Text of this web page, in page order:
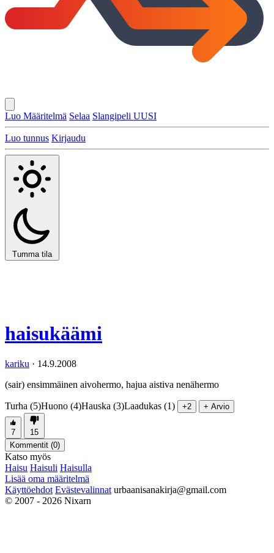
Luo Määritelmä Selaa Slangipeli UUSI
Luo tunnus Kirjaudu
Tumma tila
haisukäämi
kariku · 14.9.2008
(sair) ensimmäinen aivohermo, hajua aistiva nenähermo
Turha (5)Huono (4)Hauska (3)Laadukas (1) +2 + Arvio
7
15
Kommentit (0)
Katso myös
Haisu Haisuli Haisulla
Lisää oma määritelmä
Käyttöehdot Evästevalinnat urbaanisanakirja@gmail.com
© 2007 - 2026 Nixarn